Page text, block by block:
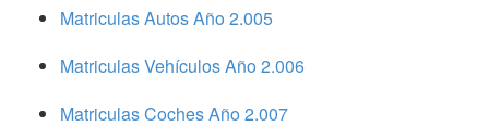
Matriculas Autos Año 2.005
Matriculas Vehículos Año 2.006
Matriculas Coches Año 2.007